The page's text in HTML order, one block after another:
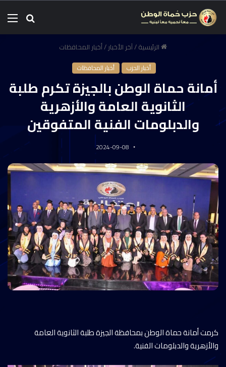
الرئيسية/آخر الأخبار/أخبار المحافظات
أخبار الحزب أخبار المحافظات
أمانة حماة الوطن بالجيزة تكرم طلبة
الثانوية العامة والأزهرية
والدبلومات الفنية المتفوقين
2024-09-08
كرمت أمانة حماة الوطن بمحافظة الجيزة طلبة الثانوية العامة
والأزهرية والدبلومات الفنية.